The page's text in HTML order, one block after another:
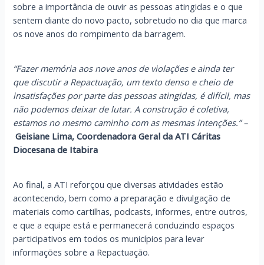
sobre a importância de ouvir as pessoas atingidas e o que
sentem diante do novo pacto, sobretudo no dia que marca
os nove anos do rompimento da barragem.
“Fazer memória aos nove anos de violações e ainda ter
que discutir a Repactuação, um texto denso e cheio de
insatisfações por parte das pessoas atingidas, é difícil, mas
não podemos deixar de lutar. A construção é coletiva,
estamos no mesmo caminho com as mesmas intenções.” –
Geisiane Lima, Coordenadora Geral da ATI Cáritas
Diocesana de Itabira
Ao final, a ATI reforçou que diversas atividades estão
acontecendo, bem como a preparação e divulgação de
materiais como cartilhas, podcasts, informes, entre outros,
e que a equipe está e permanecerá conduzindo espaços
participativos em todos os municípios para levar
informações sobre a Repactuação.